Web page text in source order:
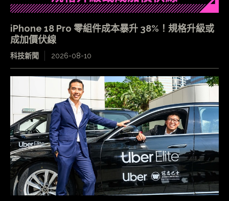
iPhone 18 Pro 零組件成本暴升 38%！規格升級或
成加價伏線
科技新聞 2026-08-10